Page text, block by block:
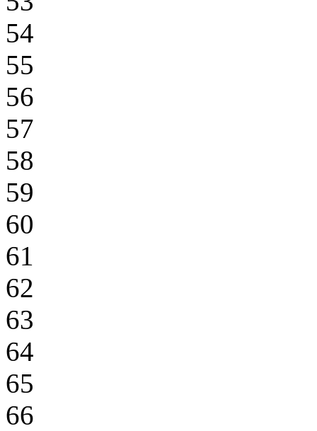
54
55
56
57
58
59
60
61
62
63
64
65
66